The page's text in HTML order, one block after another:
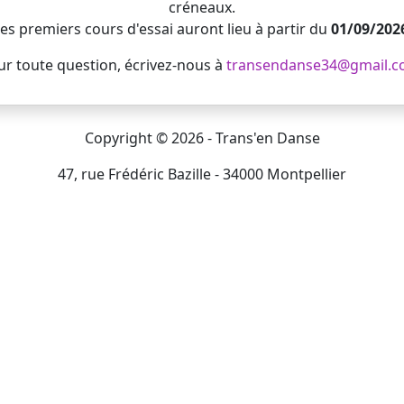
créneaux.
premiers cours d'essai auront lieu à partir du 01/09/
toute question, écrivez-nous à
Copyright © 2026 - Trans'en Danse
47, rue Frédéric Bazille - 34000 Montpellier